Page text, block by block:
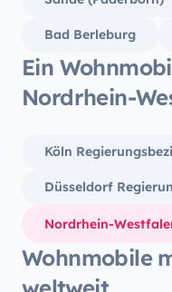
Bad Berleburg
Ein
Nordrhein-
Köln
Düsseldorf
Nordrhein-
Wohnmobile